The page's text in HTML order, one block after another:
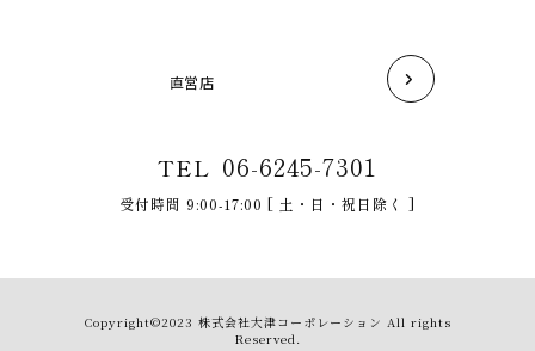
直営店
TEL 06-6245-7301
受付時間 9:00-17:00 [ 土・日・祝日除く ]
Copyright©2023 株式会社大津コーポレーション All rights
Reserved.